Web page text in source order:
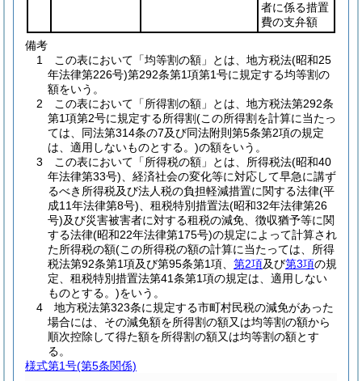
者に係る措置
費の支弁額
備考
1 この表において「均等割の額」とは、地方税法(昭和25
年法律第226号)第292条第1項第1号に規定する均等割の
額をいう。
2 この表において「所得割の額」とは、地方税法第292条
第1項第2号に規定する所得割(この所得割を計算に当たっ
ては、同法第314条の7及び同法附則第5条第2項の規定
は、適用しないものとする。)の額をいう。
3 この表において「所得税の額」とは、所得税法(昭和40
年法律第33号)、経済社会の変化等に対応して早急に講ず
るべき所得税及び法人税の負担軽減措置に関する法律(平
成11年法律第8号)、租税特別措置法(昭和32年法律第26
号)及び災害被害者に対する租税の減免、徴収猶予等に関
する法律(昭和22年法律第175号)の規定によって計算され
た所得税の額(この所得税の額の計算に当たっては、所得
税法第92条第1項及び第95条第1項、 第2項及び第3項の規
定、租税特別措置法第41条第1項の規定は、適用しない
ものとする。)をいう。
4 地方税法第323条に規定する市町村民税の減免があった
場合には、その減免額を所得割の額又は均等割の額から
順次控除して得た額を所得割の額又は均等割の額とす
る。
様式第1号(第5条関係)